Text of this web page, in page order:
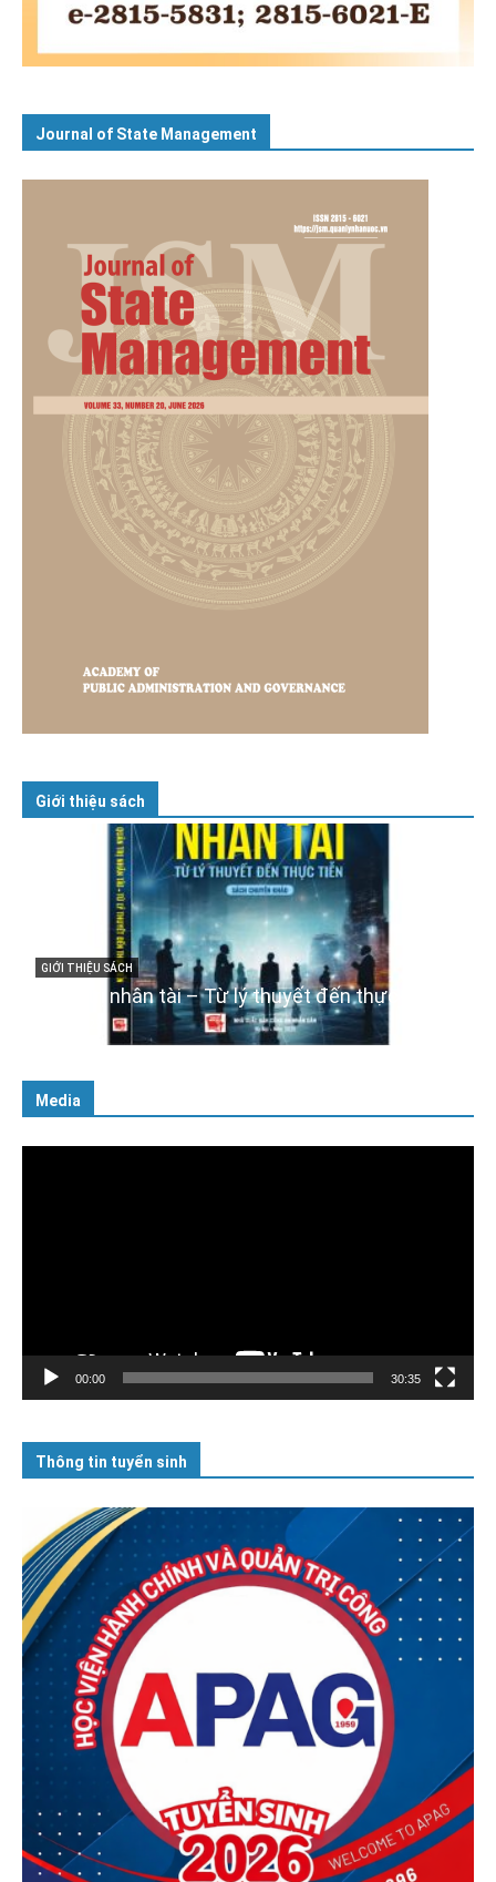
Journal of State Management
Giới thiệu sách
GIỚI THIỆU SÁCH
Cuốn sách “Tuyệt đối trung thành với Tổ quốc,
với Đảng, Nhà nước và Nhân dân – Sáng ngời
tư cách người Công an cách mạng”
Media
00:00 30:35
Thông tin tuyển sinh